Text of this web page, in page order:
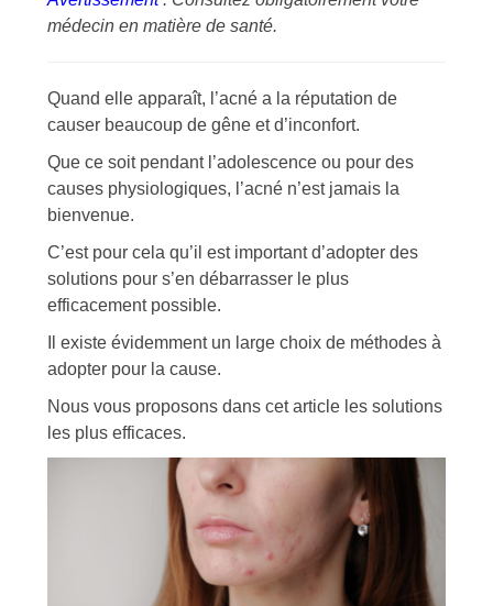
médecin en matière de santé.
Quand elle apparaît, l’acné a la réputation de
causer beaucoup de gêne et d’inconfort.
Que ce soit pendant l’adolescence ou pour des
causes physiologiques, l’acné n’est jamais la
bienvenue.
C’est pour cela qu’il est important d’adopter des
solutions pour s’en débarrasser le plus
efficacement possible.
Il existe évidemment un large choix de méthodes à
adopter pour la cause.
Nous vous proposons dans cet article les solutions
les plus efficaces.